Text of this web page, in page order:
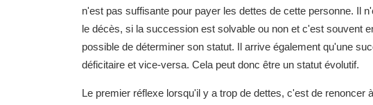
n'est pas suffisante pour payer les dettes de cette personne. Il
le décès, si la succession est solvable ou non et c'est souvent
possible de déterminer son statut. Il arrive également qu'une
déficitaire et vice-versa. Cela peut donc être un statut évolutif.
Le premier réflexe lorsqu'il y a trop de dettes, c'est de